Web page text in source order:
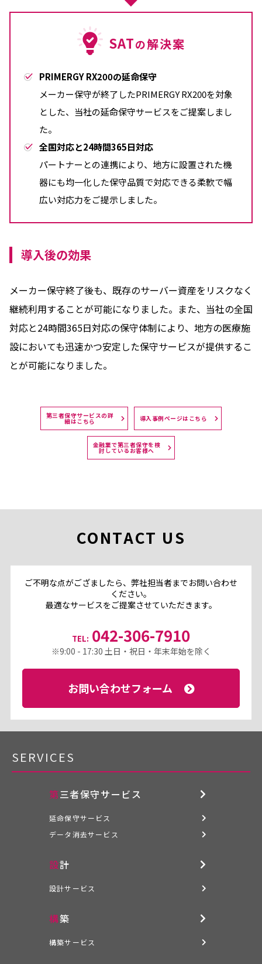
SATの解決案
PRIMERGY RX200の延命保守
メーカー保守が終了したPRIMERGY RX200を対象
とした、当社の延命保守サービスをご提案しまし
た。
全国対応と24時間365日対応
パートナーとの連携により、地方に設置された機
器にも均一化した保守品質で対応できる柔軟で幅
広い対応力をご提示しました。
導入後の効果
メーカー保守終了後も、既存のサーバー資産をリスクなく
継続利用することが可能になりました。また、当社の全国
対応と24時間365日対応の保守体制により、地方の医療施
設においても迅速かつ安定した保守サービスが提供するこ
とが可能になりました。
第三者保守サービスの詳
細はこちら 導入事例ページはこちら
金融業で第三者保守を検
討しているお客様へ
CONTACT US
ご不明な点がござましたら、弊社担当者までお問い合わせ
ください。
最適なサービスをご提案させていただきます。
TEL: 042-306-7910
※9:00 - 17:30 土日・祝日・年末年始を除く
お問い合わせフォーム
SERVICES
第三者保守サービス
延命保守サービス
データ消去サービス
設計
設計サービス
構築
構築サービス